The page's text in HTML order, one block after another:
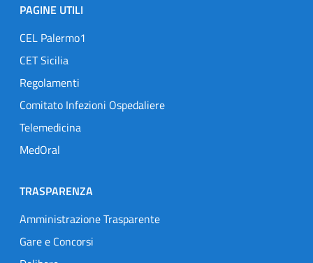
PAGINE UTILI
CEL Palermo1
CET Sicilia
Regolamenti
Comitato Infezioni Ospedaliere
Telemedicina
MedOral
TRASPARENZA
Amministrazione Trasparente
Gare e Concorsi